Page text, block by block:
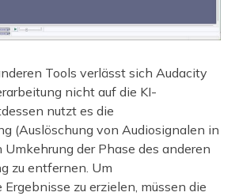
Tools verlässt sich Audacity
nicht auf die KI-
nutzt es die
(Auslöschung von Audiosignalen in
Umkehrung der Phase des anderen
zu entfernen. Um
zu erzielen, müssen die